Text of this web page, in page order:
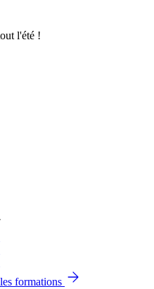
l'été !
formations